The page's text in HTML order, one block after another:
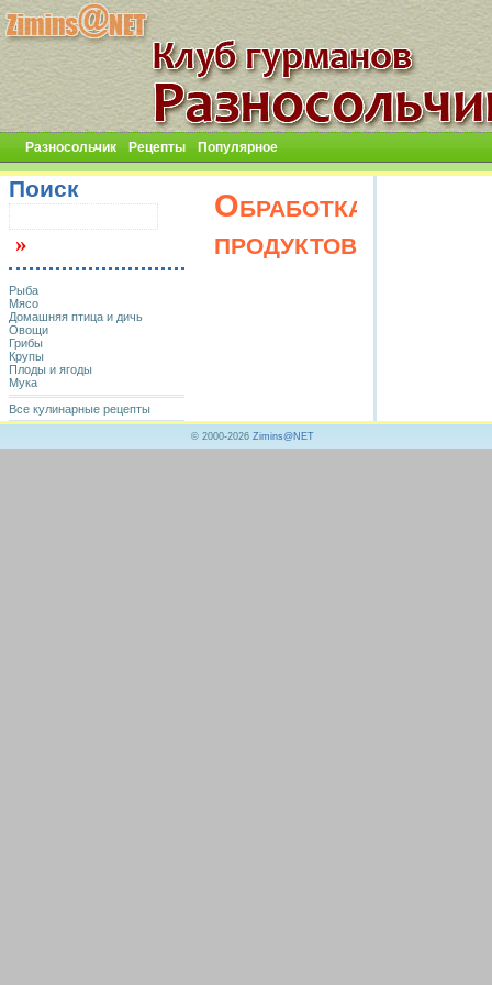
Разносольчик Рецепты Популярное
Обработка
продуктов
Поиск
Рыба
Мясо
Домашняя птица и дичь
Овощи
Грибы
Крупы
Плоды и ягоды
Мука
Все кулинарные рецепты
© 2000-2026 Zimins@NET